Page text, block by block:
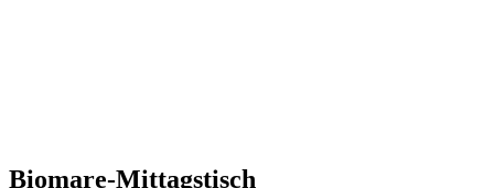
Biomare-Mittagstisch